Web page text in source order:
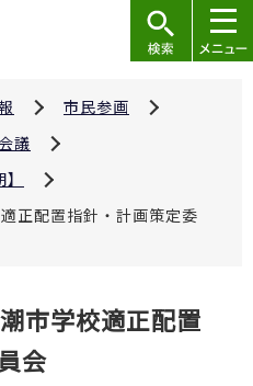
市民参画
議
正配置指針・計画策定委
市学校適正配置
会